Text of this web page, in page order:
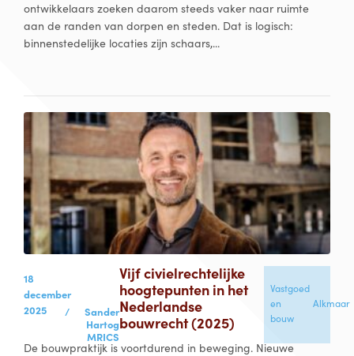
ontwikkelaars zoeken daarom steeds vaker naar ruimte
aan de randen van dorpen en steden. Dat is logisch:
binnenstedelijke locaties zijn schaars,...
18
december
2025
/
Sander
Hartog
MRICS
Vijf civielrechtelijke
hoogtepunten in het
Nederlandse
bouwrecht (2025)
Vastgoed
en
bouw
Alkmaar
De bouwpraktijk is voortdurend in beweging. Nieuwe